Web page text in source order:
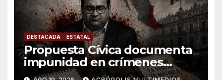
DESTACADA ESTATAL
Propuesta Cívica documenta
impunidad en crímenes
contra periodistas en